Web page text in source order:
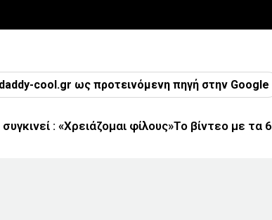
cool.gr ως προτεινόμενη πηγή στην Google
συγκινεί : «Χρειάζομαι φίλους»Το βίντεο με